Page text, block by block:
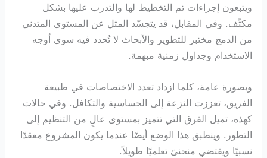
ويتبعون إجراءات تم التخطيط لها والتدرب عليها بشكل
مكثّف. وفي المقابل، قد يتجسّد المثل عن المستوى المتدني
من الدمج مختبر للتطوير والأبحاث لا تُحدد فيه سوى أوجه
الاستخدام وجداول زمنية مبهمة.
وبصورة عامة، كلما ازداد تعدد الاختصاصات في طبيعة
الفريق، تعززت النزعة إلى الحساسية والتكافل. وفي حالات
كهذه، تميل الفرق التي تتميز بمستوى عالٍ من التنظيم إلى
التطور. وينطبق هذا الوضع أيضًا عندما يكون المشروع معقدًا
نسبيًا ويقتضي منحنىً تعلميًا طويلاً.